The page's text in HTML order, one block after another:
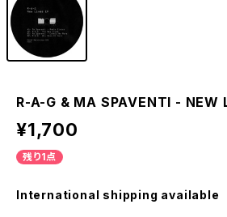
R-A-G & MA SPAVENTI - NEW
¥1,700
残り1点
International shipping available